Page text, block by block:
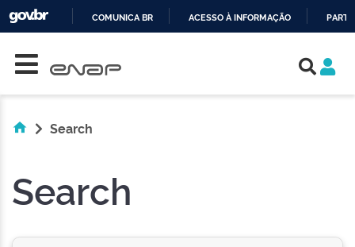
COMUNICA BR ACESSO À INFORMAÇÃO
Search
Search